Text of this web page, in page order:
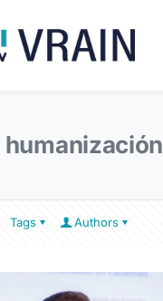
humanización
Tags Authors